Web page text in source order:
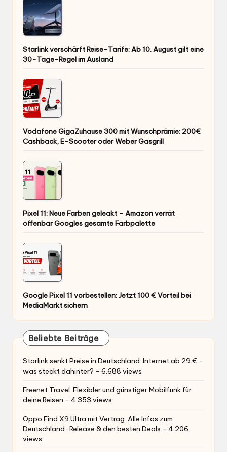
Starlink verschärft Reise-Tarife: Ab 10. August gilt eine
30-Tage-Regel im Ausland
Vodafone GigaZuhause 300 mit Wunschprämie: 200€
Cashback, E-Scooter oder Weber Gasgrill
Pixel 11: Neue Farben geleakt – Amazon verrät
offenbar Googles gesamte Farbpalette
Google Pixel 11 vorbestellen: Jetzt 100 € Vorteil bei
MediaMarkt sichern
Beliebte Beiträge
Starlink senkt Preise in Deutschland: Internet ab 29 € –
was steckt dahinter? - 6.688 views
Freenet Travel: Flexibler und günstiger Mobilfunk für
deine Reisen - 4.353 views
Oppo Find X9 Ultra mit Vertrag: Alle Infos zum
Deutschland-Release & den besten Deals - 4.206
views